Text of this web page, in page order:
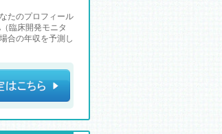
たのプロフィール
臨床開発モニタ
合の年収を予測し